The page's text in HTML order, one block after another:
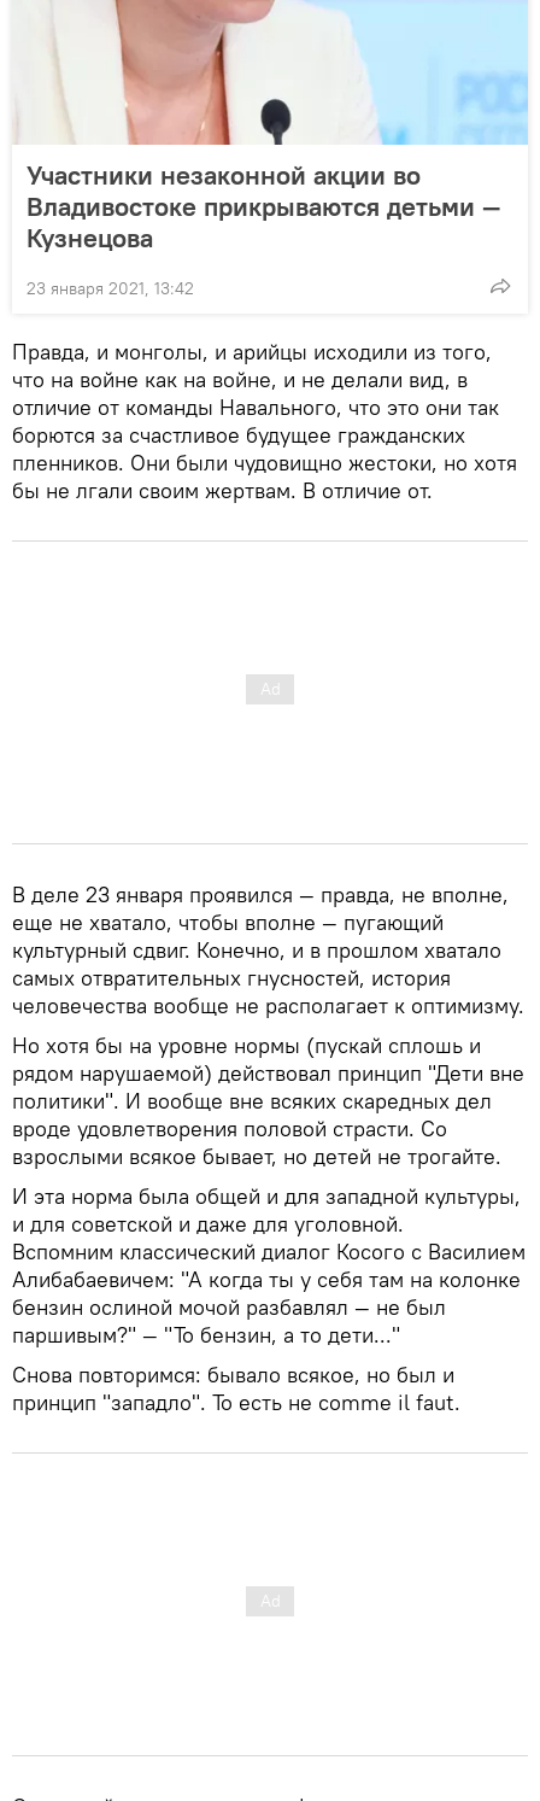
Участники незаконной акции во
Владивостоке прикрываются детьми —
Кузнецова
23 января 2021, 13:42
Правда, и монголы, и арийцы исходили из того,
что на войне как на войне, и не делали вид, в
отличие от команды Навального, что это они так
борются за счастливое будущее гражданских
пленников. Они были чудовищно жестоки, но хотя
бы не лгали своим жертвам. В отличие от.
В деле 23 января проявился — правда, не вполне,
еще не хватало, чтобы вполне — пугающий
культурный сдвиг. Конечно, и в прошлом хватало
самых отвратительных гнусностей, история
человечества вообще не располагает к оптимизму.
Но хотя бы на уровне нормы (пускай сплошь и
рядом нарушаемой) действовал принцип "Дети вне
политики". И вообще вне всяких скаредных дел
вроде удовлетворения половой страсти. Со
взрослыми всякое бывает, но детей не трогайте.
И эта норма была общей и для западной культуры,
и для советской и даже для уголовной.
Вспомним классический диалог Косого с Василием
Алибабаевичем: "А когда ты у себя там на колонке
бензин ослиной мочой разбавлял — не был
паршивым?" — "То бензин, а то дети..."
Снова повторимся: бывало всякое, но был и
принцип "западло". То есть не comme il faut.